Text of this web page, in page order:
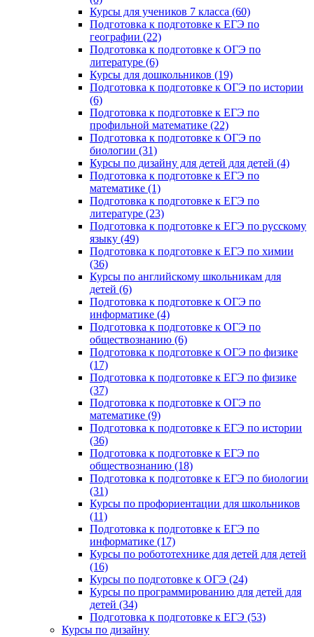
Курсы для учеников 7 класса (60)
Подготовка к подготовке к ЕГЭ по
географии (22)
Подготовка к подготовке к ОГЭ по
литературе (6)
Курсы для дошкольников (19)
Подготовка к подготовке к ОГЭ по истории
(6)
Подготовка к подготовке к ЕГЭ по
профильной математике (22)
Подготовка к подготовке к ОГЭ по
биологии (31)
Курсы по дизайну для детей для детей (4)
Подготовка к подготовке к ЕГЭ по
математике (1)
Подготовка к подготовке к ЕГЭ по
литературе (23)
Подготовка к подготовке к ЕГЭ по русскому
языку (49)
Подготовка к подготовке к ЕГЭ по химии
(36)
Курсы по английскому школьникам для
детей (6)
Подготовка к подготовке к ОГЭ по
информатике (4)
Подготовка к подготовке к ОГЭ по
обществознанию (6)
Подготовка к подготовке к ОГЭ по физике
(17)
Подготовка к подготовке к ЕГЭ по физике
(37)
Подготовка к подготовке к ОГЭ по
математике (9)
Подготовка к подготовке к ЕГЭ по истории
(36)
Подготовка к подготовке к ЕГЭ по
обществознанию (18)
Подготовка к подготовке к ЕГЭ по биологии
(31)
Курсы по профориентации для школьников
(11)
Подготовка к подготовке к ЕГЭ по
информатике (17)
Курсы по робототехнике для детей для детей
(16)
Курсы по подготовке к ОГЭ (24)
Курсы по программированию для детей для
детей (34)
Подготовка к подготовке к ЕГЭ (53)
Курсы по дизайну